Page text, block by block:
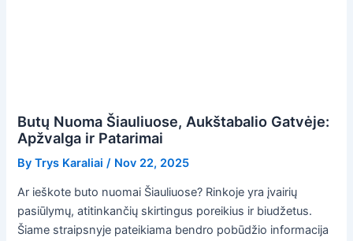
Butų Nuoma Šiauliuose, Aukštabalio Gatvėje:
Apžvalga ir Patarimai
ByTrys Karaliai / Nov 22, 2025
Ar ieškote buto nuomai Šiauliuose? Rinkoje yra įvairių
pasiūlymų, atitinkančių skirtingus poreikius ir biudžetus.
Šiame straipsnyje pateikiama bendro pobūdžio informacija